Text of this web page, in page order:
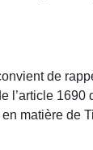
de
l’article 1690
matière de